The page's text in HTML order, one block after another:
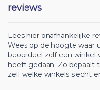
reviews
Lees hier onafhankelijke
Wees op de hoogte waar
beoordeel zelf een winkel
heeft gedaan. Zo bepaalt
zelf welke winkels slecht